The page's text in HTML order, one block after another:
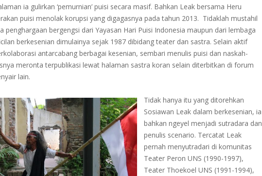
ia gulirkan ‘pemurnian’ puisi secara masif. Bahkan Leak bersama Heru
puisi menolak korupsi yang digagasnya pada tahun 2013. Tidaklah mustahil
penghargaan bergengsi dari Yayasan Hari Puisi Indonesia maupun dari lembaga
berkesenian dimulainya sejak 1987 dibidang teater dan sastra. Selain aktif
antarcabang berbagai kesenian, sembari menulis puisi dan naskah-
meronta terpublikasi lewat halaman sastra koran selain diterbitkan di forum
lain.
Tidak hanya itu yang ditorehkan
Sosiawan Leak dalam berkesenian, ia
bahkan ngeyel menjadi sutradara dan
penulis scenario. Tercatat Leak
pernah menyutradari di komunitas
Teater Peron UNS (1990-1997),
Teater Thoekoel UNS (1991-1994),